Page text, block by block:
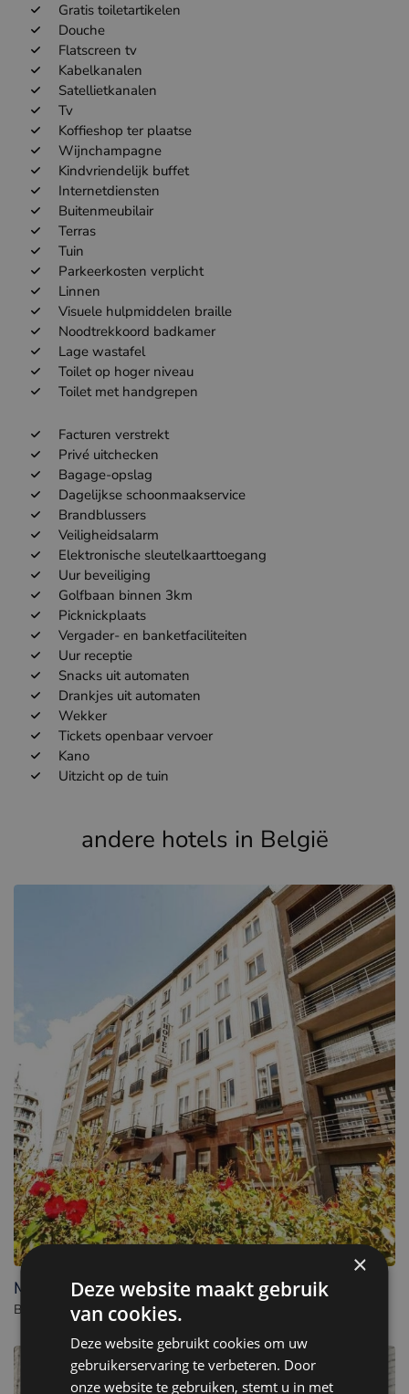
Gratis toiletartikelen
Douche
Flatscreen tv
Kabelkanalen
Satellietkanalen
Tv
Koffieshop ter plaatse
Wijnchampagne
Kindvriendelijk buffet
Internetdiensten
Buitenmeubilair
Terras
Tuin
Parkeerkosten verplicht
Linnen
Visuele hulpmiddelen braille
Noodtrekkoord badkamer
Lage wastafel
Toilet op hoger niveau
Toilet met handgrepen
Facturen verstrekt
Privé uitchecken
Bagage-opslag
Dagelijkse schoonmaakservice
Brandblussers
Veiligheidsalarm
Elektronische sleutelkaarttoegang
Uur beveiliging
Golfbaan binnen 3km
Picknickplaats
Vergader- en banketfaciliteiten
Uur receptie
Snacks uit automaten
Drankjes uit automaten
Wekker
Tickets openbaar vervoer
Kano
Uitzicht op de tuin
andere hotels in België
Malecot Hotel by F-Hotels
Boutique hotel in Blankenberge. - België
×
Deze website maakt gebruik
van cookies.
Deze website gebruikt cookies om uw
gebruikerservaring te verbeteren. Door
onze website te gebruiken, stemt u in met